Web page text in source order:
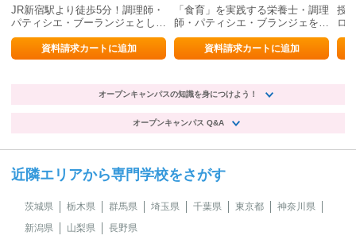
JR新宿駅より徒歩5分！調理師・
パティシエ・ブーランジェとして
即戦力を育てる実践型専門学校
資料請求カートに追加
「食育」を実践する栄養士・調理
師・パティシエ・ブランジェを育
てる！
資料請求カートに追加
授
ロ
オープンキャンパスの知識を身につけよう！
オープンキャンパス Q&A
近隣エリアから専門学校をさがす
茨城県 栃木県 群馬県 埼玉県 千葉県 東京都
神奈川県
新潟県
山梨県 長野県